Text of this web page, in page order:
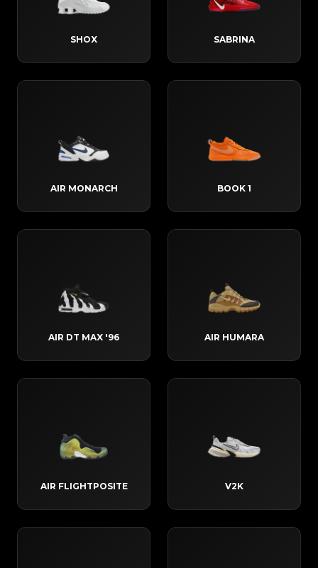
SHOX SABRINA
AIR MONARCH BOOK 1
AIR DT MAX '96 AIR HUMARA
AIR FLIGHTPOSITE V2K